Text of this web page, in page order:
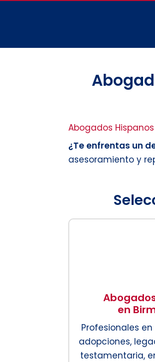
Abogados Hispanos
¿Te enfrentas un
asesoramiento y
en
Profesionales
adopciones,
testamentaria,